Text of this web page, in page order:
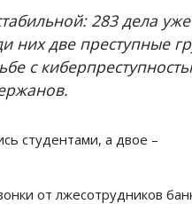
283 дела уже
них две преступные
с
студентами, а двое –
от лжесотрудников